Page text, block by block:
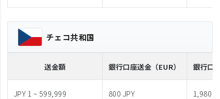
チェコ共和国
送金額 銀行口座送金 （EUR） 銀行口
JPY 1 ~ 599,999 800 JPY 1,980